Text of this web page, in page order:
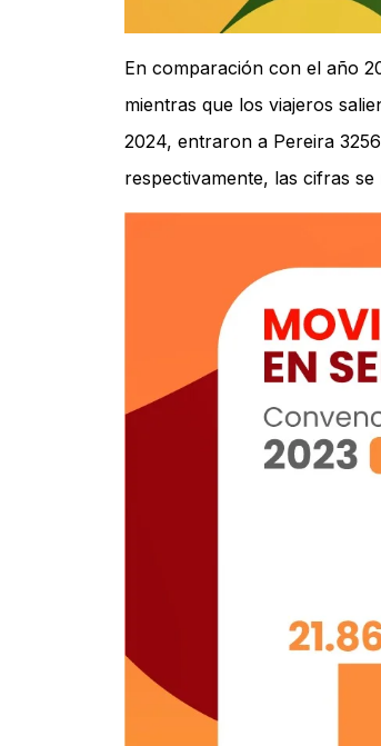
En comparación con el año
mientras que los viajeros
2024, entraron a Pereira
respectivamente, las cifras